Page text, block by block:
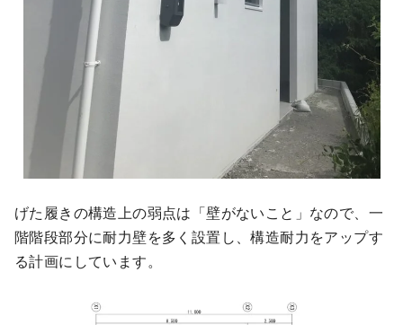
げた履きの構造上の弱点は「壁がないこと」なので、一
階階段部分に耐力壁を多く設置し、構造耐力をアップす
る計画にしています。